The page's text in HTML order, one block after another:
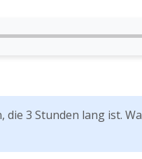
3 Stunden lang ist.